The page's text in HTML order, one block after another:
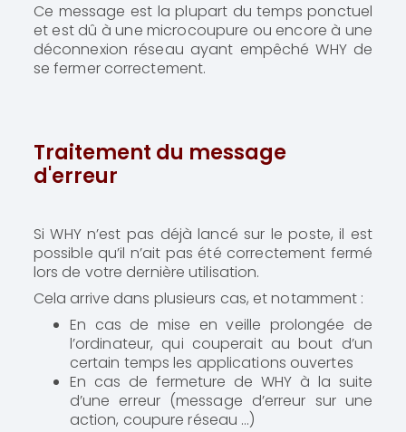
Ce message est la plupart du temps ponctuel
et est dû à une microcoupure ou encore à une
déconnexion réseau ayant empêché WHY de
se fermer correctement.
Traitement du message
d'erreur
Si WHY n’est pas déjà lancé sur le poste, il est
possible qu’il n’ait pas été correctement fermé
lors de votre dernière utilisation.
Cela arrive dans plusieurs cas, et notamment :
En cas de mise en veille prolongée de
l’ordinateur, qui couperait au bout d’un
certain temps les applications ouvertes
En cas de fermeture de WHY à la suite
d’une erreur (message d’erreur sur une
action, coupure réseau …)